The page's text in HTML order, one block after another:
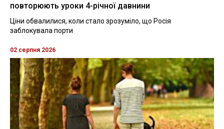
повторюють уроки 4-річної давнини
Ціни обвалилися, коли стало зрозуміло, що Росія
заблокувала порти
02 серпня 2026